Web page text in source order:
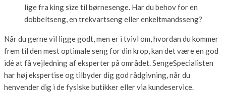
lige fra king size til børnesenge. Har du behov for en
dobbeltseng, en trekvartseng eller enkeltmandsseng?
Når du gerne vil ligge godt, men er i tvivl om, hvordan du kommer
frem til den mest optimale seng for din krop, kan det være en god
idé at få vejledning af eksperter på området. SengeSpecialisten
har høj ekspertise og tilbyder dig god rådgivning, når du
henvender dig i de fysiske butikker eller via kundeservice.